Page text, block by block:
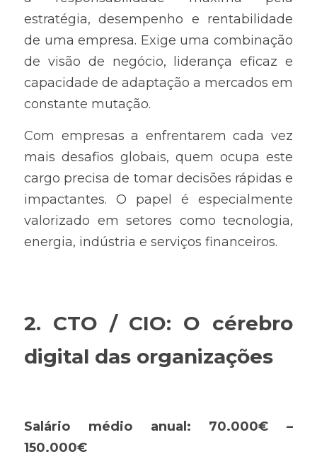
estratégia, desempenho e rentabilidade
de uma empresa. Exige uma combinação
de visão de negócio, liderança eficaz e
capacidade de adaptação a mercados em
constante mutação.
Com empresas a enfrentarem cada vez
mais desafios globais, quem ocupa este
cargo precisa de tomar decisões rápidas e
impactantes. O papel é especialmente
valorizado em setores como tecnologia,
energia, indústria e serviços financeiros.
2. CTO / CIO: O cérebro
digital das organizações
Salário médio anual: 70.000€ –
150.000€